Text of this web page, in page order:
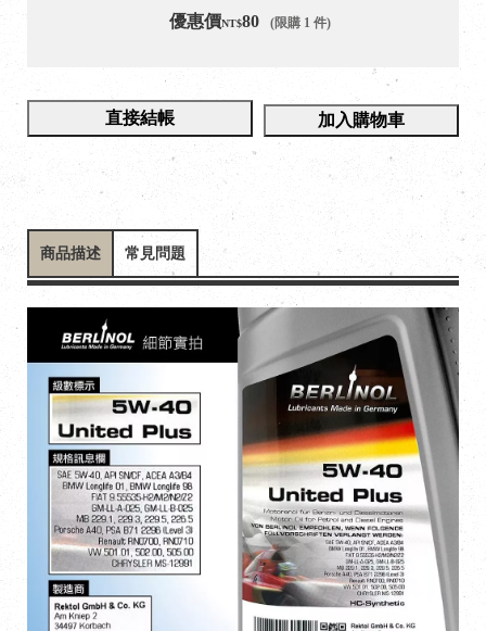
優惠價NT$80 (限購 1 件)
直接結帳 加入購物車
商品描述 常見問題